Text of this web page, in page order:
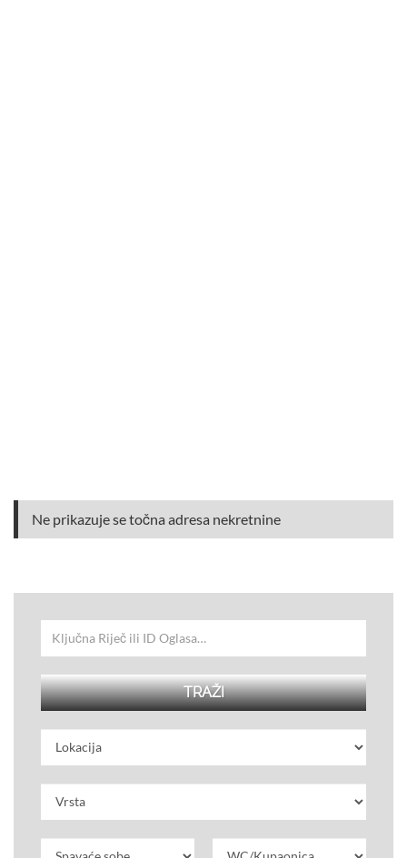
Ne prikazuje se točna adresa nekretnine